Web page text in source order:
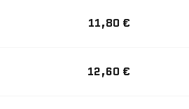
11,80 €
12,60 €